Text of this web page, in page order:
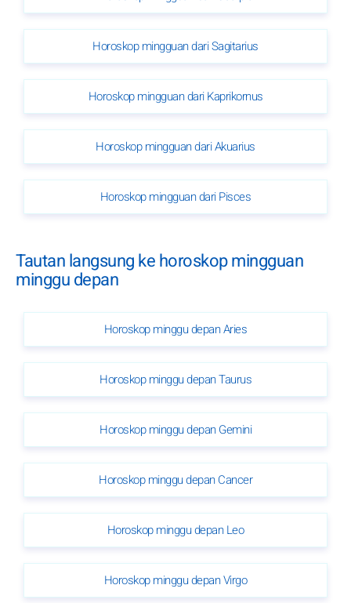
Horoskop mingguan dari Sagitarius
Horoskop mingguan dari Kaprikornus
Horoskop mingguan dari Akuarius
Horoskop mingguan dari Pisces
Tautan langsung ke horoskop mingguan
minggu depan
Horoskop minggu depan Aries
Horoskop minggu depan Taurus
Horoskop minggu depan Gemini
Horoskop minggu depan Cancer
Horoskop minggu depan Leo
Horoskop minggu depan Virgo